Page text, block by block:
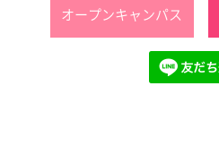
オープンキャンパス